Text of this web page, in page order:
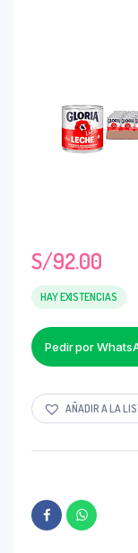
S/92.00
HAY EXISTENCIAS
Pedir por
AÑADIR A LA